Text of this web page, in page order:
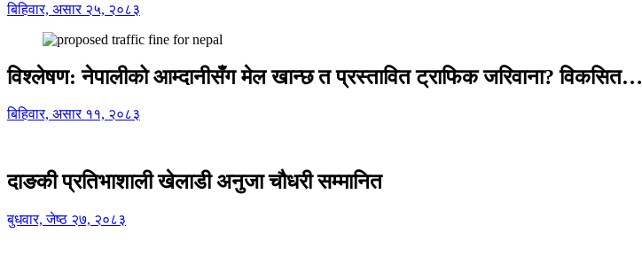
बिहिवार, असार २५, २०८३
विश्लेषण: नेपालीको आम्दानीसँग मेल खान्छ त प्रस्तावित ट्राफिक जरिवाना? विकसित…
बिहिवार, असार ११, २०८३
दाङकी प्रतिभाशाली खेलाडी अनुजा चौधरी सम्मानित
बुधवार, जेष्ठ २७, २०८३